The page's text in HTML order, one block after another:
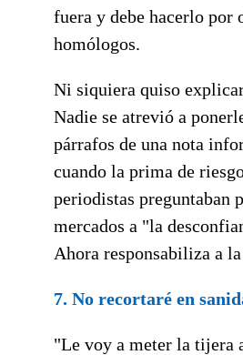
fuera y debe hacerlo por
homólogos.
Ni siquiera quiso
Nadie se atrevió a
párrafos de una nota
cuando la prima de
periodistas preguntaban
mercados a "la
Ahora responsabiliza a
7. No recortaré en
"Le voy a meter la tijera